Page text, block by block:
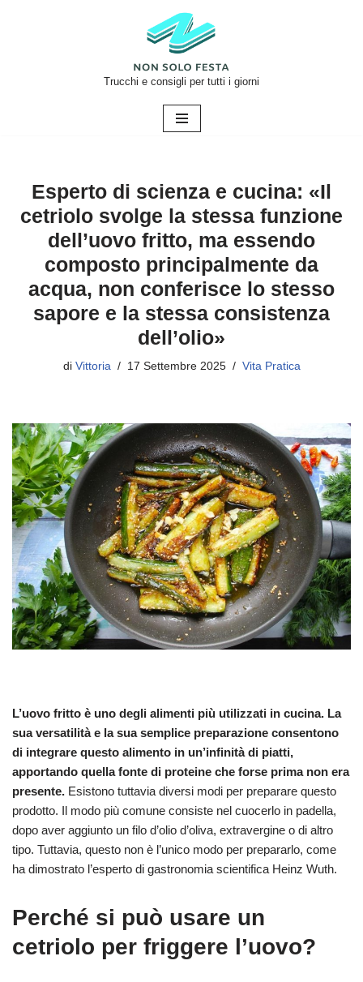
Trucchi e consigli per tutti i giorni
Esperto di scienza e cucina: «Il
cetriolo svolge la stessa funzione
dell’uovo fritto, ma essendo
composto principalmente da
acqua, non conferisce lo stesso
sapore e la stessa consistenza
dell’olio»
di Vittoria 17 Settembre 2025 Vita Pratica
L’uovo fritto è uno degli alimenti più utilizzati in cucina. La
sua versatilità e la sua semplice preparazione consentono
di integrare questo alimento in un’infinità di piatti,
apportando quella fonte di proteine che forse prima non era
presente. Esistono tuttavia diversi modi per preparare questo
prodotto. Il modo più comune consiste nel cuocerlo in padella,
dopo aver aggiunto un filo d’olio d’oliva, extravergine o di altro
tipo. Tuttavia, questo non è l’unico modo per prepararlo, come
ha dimostrato l’esperto di gastronomia scientifica Heinz Wuth.
Perché si può usare un
cetriolo per friggere l’uovo?